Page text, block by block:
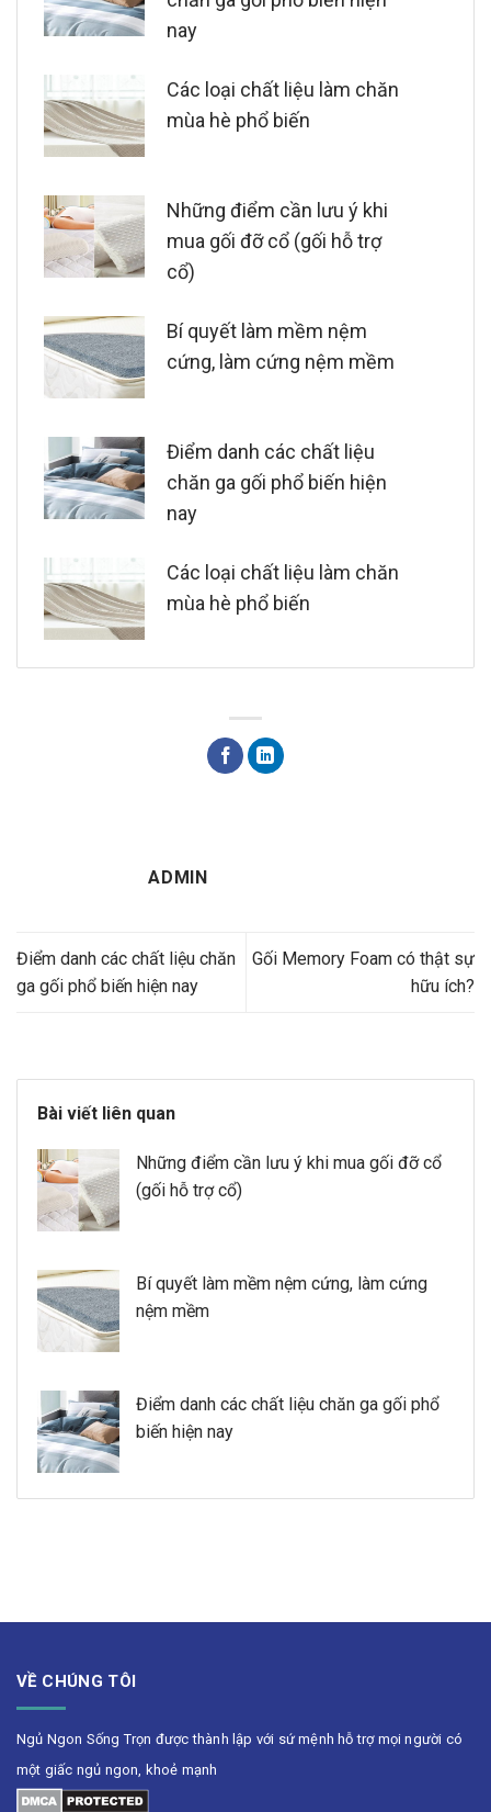
nay
Các loại chất liệu làm chăn
mùa hè phổ biến
Những điểm cần lưu ý khi
mua gối đỡ cổ (gối hỗ trợ
cổ)
Bí quyết làm mềm nệm
cứng, làm cứng nệm mềm
Điểm danh các chất liệu
chăn ga gối phổ biến hiện
nay
Các loại chất liệu làm chăn
mùa hè phổ biến
ADMIN
Điểm danh các chất liệu chăn
ga gối phổ biến hiện nay
Gối Memory Foam có thật sự
hữu ích?
Bài viết liên quan
Những điểm cần lưu ý khi mua gối đỡ cổ
(gối hỗ trợ cổ)
Bí quyết làm mềm nệm cứng, làm cứng
nệm mềm
Điểm danh các chất liệu chăn ga gối phổ
biến hiện nay
VỀ CHÚNG TÔI
Ngủ Ngon Sống Trọn được thành lập với sứ mệnh hỗ trợ mọi người có
một giấc ngủ ngon, khoẻ mạnh